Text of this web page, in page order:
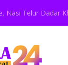
Nasi Telur Dadar